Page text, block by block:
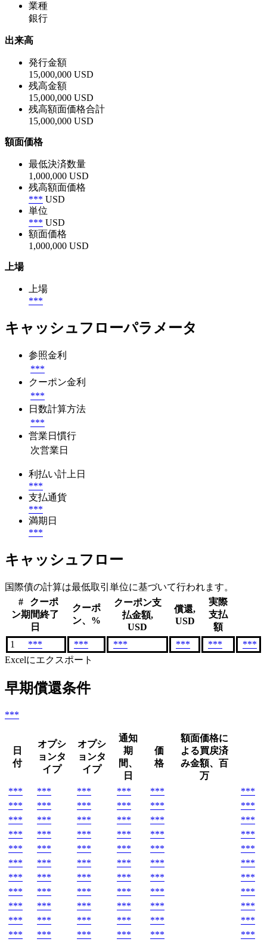
業種
銀行
出来高
発行金額
15,000,000 USD
残高金額
15,000,000 USD
残高額面価格合計
15,000,000 USD
額面価格
最低決済数量
1,000,000 USD
残高額面価格
*** USD
単位
*** USD
額面価格
1,000,000 USD
上場
上場
***
キャッシュフローパラメータ
参照金利
***
クーポン金利
***
日数計算方法
***
営業日慣行
次営業日
利払い計上日
***
支払通貨
***
満期日
***
キャッシュフロー
国際債の計算は最低取引単位に基づいて行われます。
#
クーポ
ン期間終了
日
クーポ
ン、%
クーポン支
払金額,
USD
償還,
USD
実際
支払
額
1
*** *** *** *** ***
***
Excelにエクスポート
早期償還条件
***
日
付
オプシ
ョンタ
イプ
オプシ
ョンタ
イプ
通知
期
間、
日
価
格
額面価格に
よる買戻済
み金額、百
万
***
*** *** *** ***
***
***
*** *** *** ***
***
***
*** *** *** ***
***
***
*** *** *** ***
***
***
*** *** *** ***
***
***
*** *** *** ***
***
***
*** *** *** ***
***
***
*** *** *** ***
***
***
*** *** *** ***
***
***
*** *** *** ***
***
***
*** *** *** ***
***